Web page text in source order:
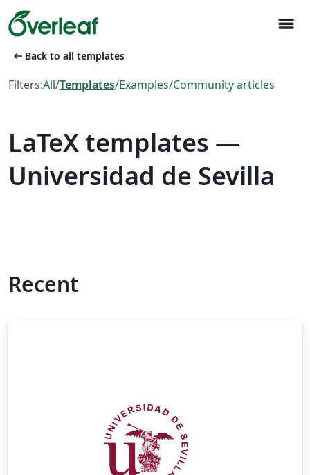
menu
arrow_left_alt Back to all templates
Filters:All/Templates/Examples/Community articles
LaTeX templates —
Universidad de Sevilla
Recent